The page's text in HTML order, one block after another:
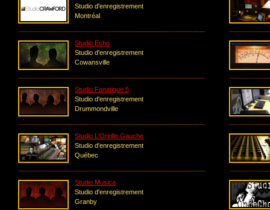
Studio d'enregistrement
Montréal
Studio Echo
Studio d'enregistrement
Cowansville
Studio Fanatique 5
Studio d'enregistrement
Drummondville
Studio L'Oreille Gauche
Studio d'enregistrement
Québec
Studio Musica
Studio d'enregistrement
Granby